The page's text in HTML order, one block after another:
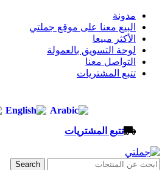
مدونة
البيع معنا على موقع جملتي
الأكثر مبيعا
لوحة التسويق بالعمولة
التواصل معنا
تتبع المشتريات
تتبع المشتريات
Search